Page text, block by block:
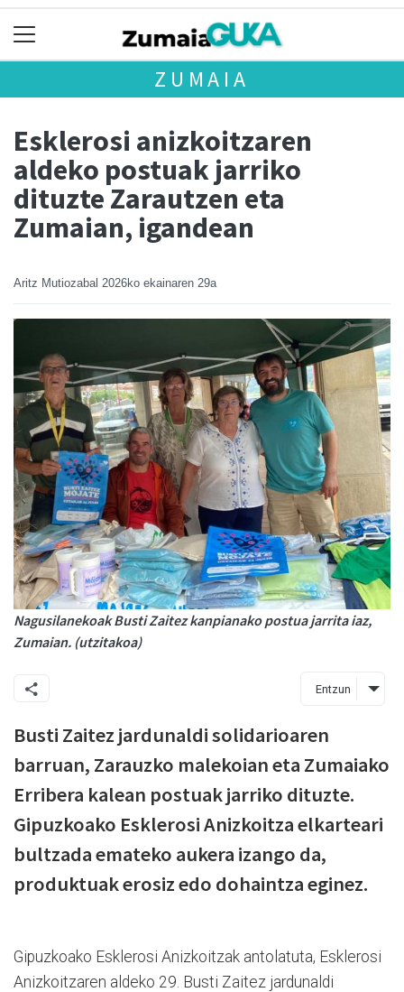
ZUMAIA
Esklerosi anizkoitzaren
aldeko postuak jarriko
dituzte Zarautzen eta
Zumaian, igandean
Aritz Mutiozabal 2026ko ekainaren 29a
Nagusilanekoak Busti Zaitez kanpianako postua jarrita iaz,
Zumaian. (utzitakoa)
Entzun
Busti Zaitez jardunaldi solidarioaren
barruan, Zarauzko malekoian eta Zumaiako
Erribera kalean postuak jarriko dituzte.
Gipuzkoako Esklerosi Anizkoitza elkarteari
bultzada emateko aukera izango da,
produktuak erosiz edo dohaintza eginez.
Gipuzkoako Esklerosi Anizkoitzak antolatuta, Esklerosi
Anizkoitzaren aldeko 29. Busti Zaitez jardunaldi